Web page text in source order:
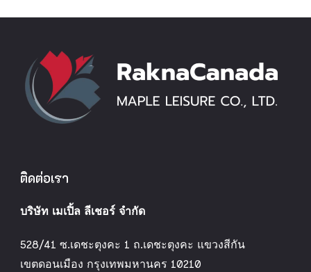
ติดต่อเรา
บริษัท เมเปิ้ล ลีเชอร์ จำกัด
528/41 ซ.เดชะตุงคะ 1 ถ.เดชะตุงคะ แขวงสีกัน
เขตดอนเมือง กรุงเทพมหานคร 10210